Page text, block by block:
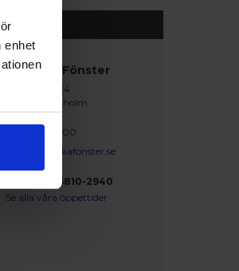
enhet
Nordiska Fönster
Lagegatan 24
262 71 Ängelholm
0431 - 37 14 00
info@nordiskafonster.se
Org Nr: 556810-2940
Se alla våra öppettider